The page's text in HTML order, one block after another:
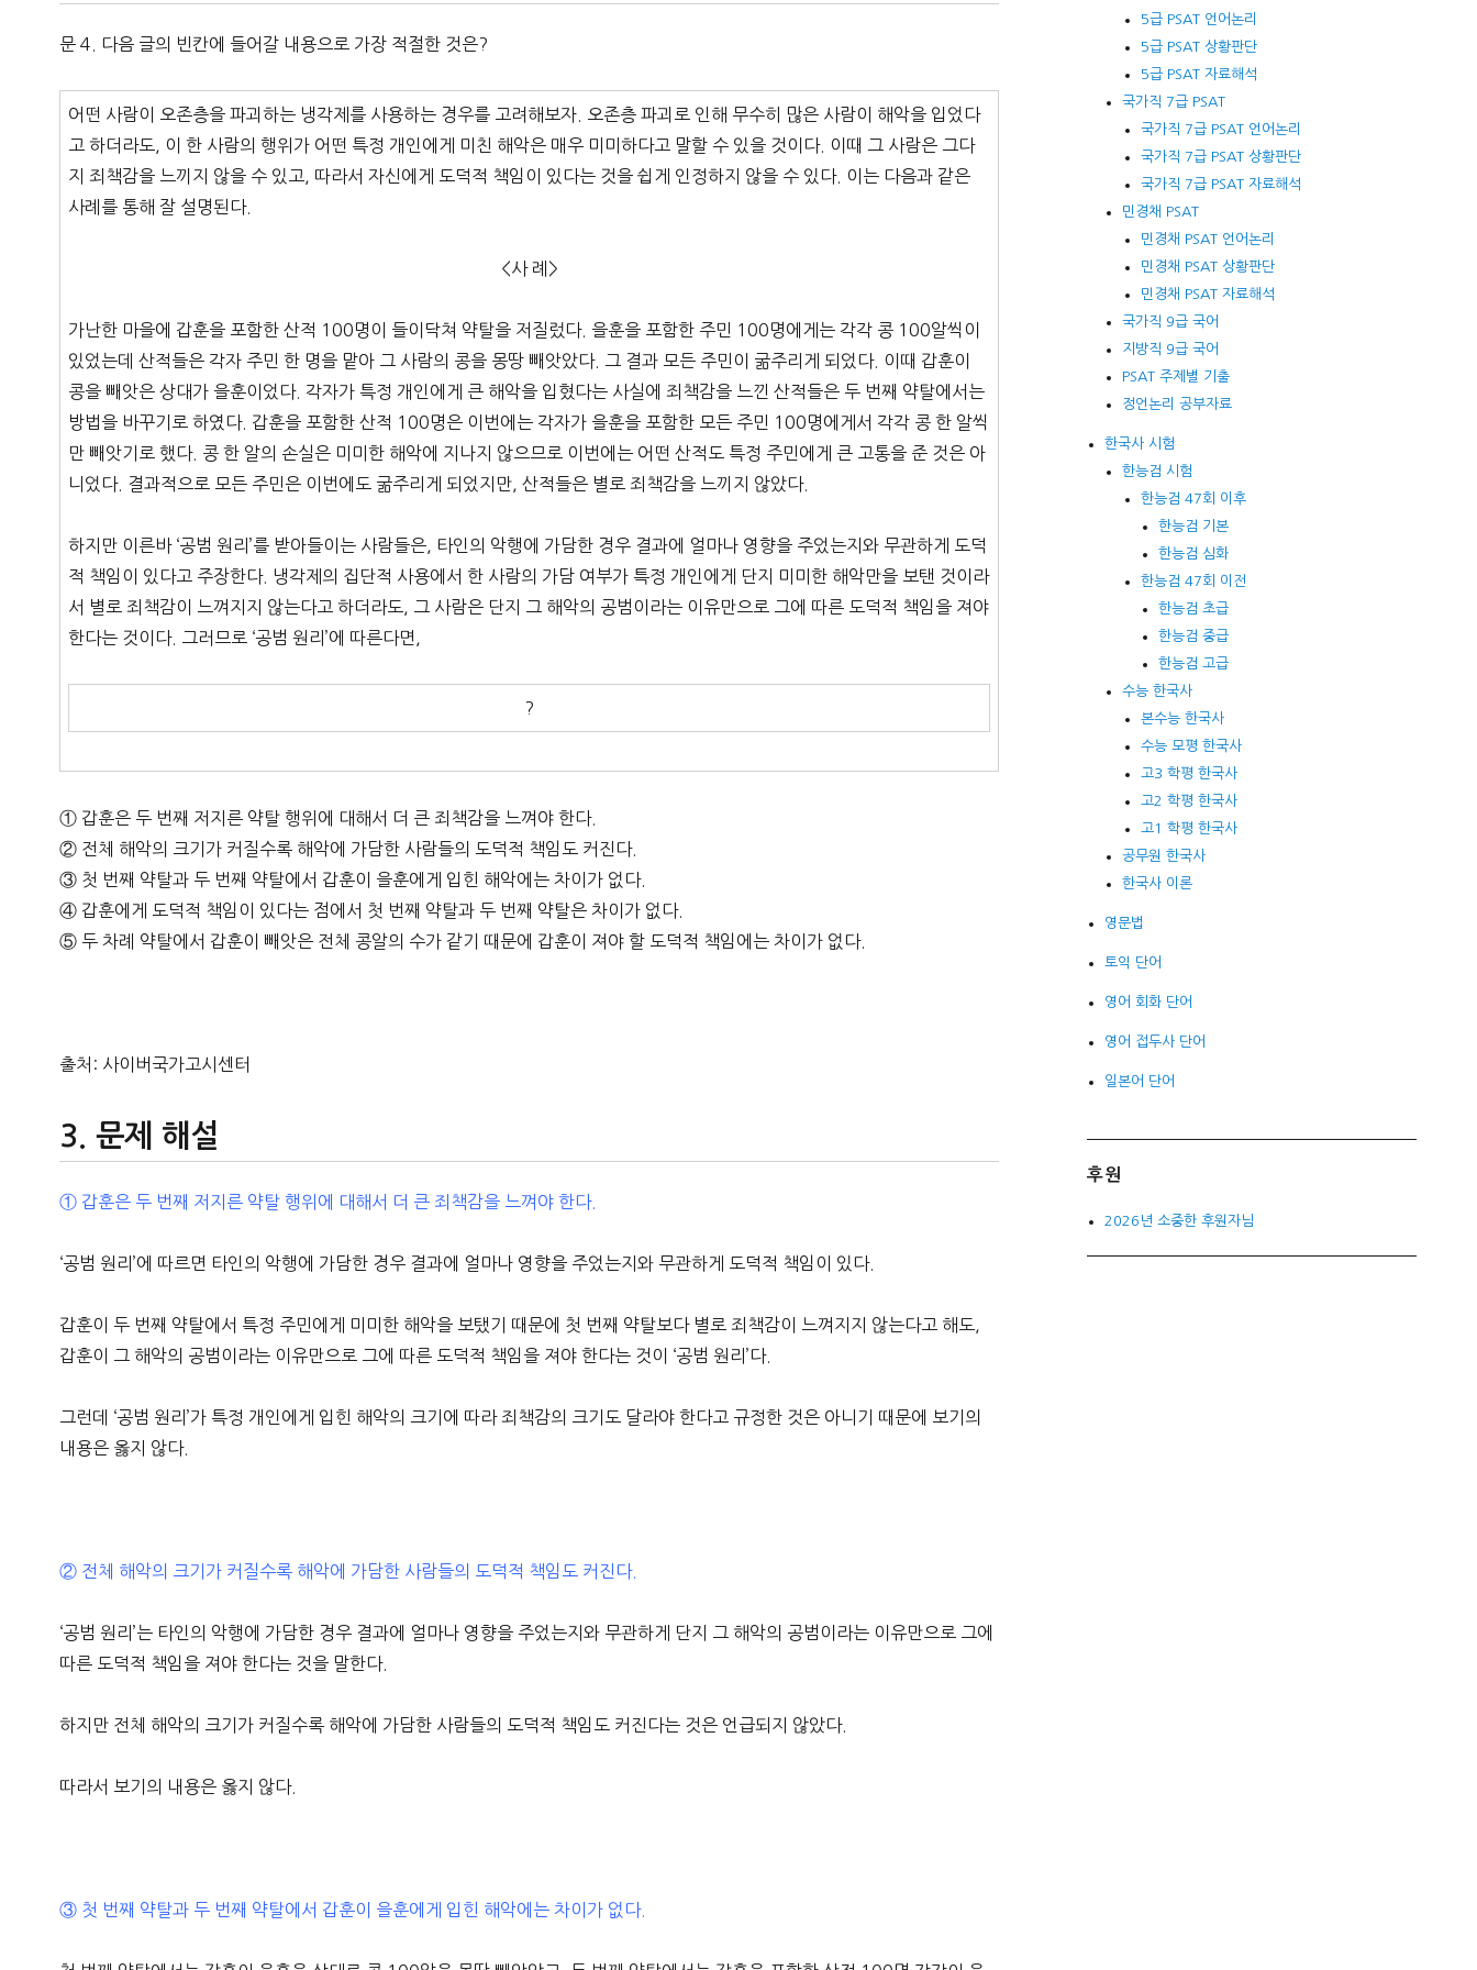
문 4. 다음 글의 빈칸에 들어갈 내용으로 가장 적절한 것은?
어떤 사람이 오존층을 파괴하는 냉각제를 사용하는 경우를 고려해보자. 오존층 파괴로 인해 무수히 많은 사람이 해악을 입었다
고 하더라도, 이 한 사람의 행위가 어떤 특정 개인에게 미친 해악은 매우 미미하다고 말할 수 있을 것이다. 이때 그 사람은 그다
지 죄책감을 느끼지 않을 수 있고, 따라서 자신에게 도덕적 책임이 있다는 것을 쉽게 인정하지 않을 수 있다. 이는 다음과 같은
사례를 통해 잘 설명된다.
<사 례>
가난한 마을에 갑훈을 포함한 산적 100명이 들이닥쳐 약탈을 저질렀다. 을훈을 포함한 주민 100명에게는 각각 콩 100알씩이
있었는데 산적들은 각자 주민 한 명을 맡아 그 사람의 콩을 몽땅 빼앗았다. 그 결과 모든 주민이 굶주리게 되었다. 이때 갑훈이
콩을 빼앗은 상대가 을훈이었다. 각자가 특정 개인에게 큰 해악을 입혔다는 사실에 죄책감을 느낀 산적들은 두 번째 약탈에서는
방법을 바꾸기로 하였다. 갑훈을 포함한 산적 100명은 이번에는 각자가 을훈을 포함한 모든 주민 100명에게서 각각 콩 한 알씩
만 빼앗기로 했다. 콩 한 알의 손실은 미미한 해악에 지나지 않으므로 이번에는 어떤 산적도 특정 주민에게 큰 고통을 준 것은 아
니었다. 결과적으로 모든 주민은 이번에도 굶주리게 되었지만, 산적들은 별로 죄책감을 느끼지 않았다.
하지만 이른바 ‘공범 원리’를 받아들이는 사람들은, 타인의 악행에 가담한 경우 결과에 얼마나 영향을 주었는지와 무관하게 도덕
적 책임이 있다고 주장한다. 냉각제의 집단적 사용에서 한 사람의 가담 여부가 특정 개인에게 단지 미미한 해악만을 보탠 것이라
서 별로 죄책감이 느껴지지 않는다고 하더라도, 그 사람은 단지 그 해악의 공범이라는 이유만으로 그에 따른 도덕적 책임을 져야
한다는 것이다. 그러므로 ‘공범 원리’에 따른다면,
?
① 갑훈은 두 번째 저지른 약탈 행위에 대해서 더 큰 죄책감을 느껴야 한다.
② 전체 해악의 크기가 커질수록 해악에 가담한 사람들의 도덕적 책임도 커진다.
③ 첫 번째 약탈과 두 번째 약탈에서 갑훈이 을훈에게 입힌 해악에는 차이가 없다.
④ 갑훈에게 도덕적 책임이 있다는 점에서 첫 번째 약탈과 두 번째 약탈은 차이가 없다.
⑤ 두 차례 약탈에서 갑훈이 빼앗은 전체 콩알의 수가 같기 때문에 갑훈이 져야 할 도덕적 책임에는 차이가 없다.
출처: 사이버국가고시센터
문제 해설
① 갑훈은 두 번째 저지른 약탈 행위에 대해서 더 큰 죄책감을 느껴야 한다.
‘공범 원리’에 따르면 타인의 악행에 가담한 경우 결과에 얼마나 영향을 주었는지와 무관하게 도덕적 책임이 있다.
갑훈이 두 번째 약탈에서 특정 주민에게 미미한 해악을 보탰기 때문에 첫 번째 약탈보다 별로 죄책감이 느껴지지 않는다고 해도,
갑훈이 그 해악의 공범이라는 이유만으로 그에 따른 도덕적 책임을 져야 한다는 것이 ‘공범 원리’다.
그런데 ‘공범 원리’가 특정 개인에게 입힌 해악의 크기에 따라 죄책감의 크기도 달라야 한다고 규정한 것은 아니기 때문에 보기의
내용은 옳지 않다.
② 전체 해악의 크기가 커질수록 해악에 가담한 사람들의 도덕적 책임도 커진다.
‘공범 원리’는 타인의 악행에 가담한 경우 결과에 얼마나 영향을 주었는지와 무관하게 단지 그 해악의 공범이라는 이유만으로 그에
따른 도덕적 책임을 져야 한다는 것을 말한다.
하지만 전체 해악의 크기가 커질수록 해악에 가담한 사람들의 도덕적 책임도 커진다는 것은 언급되지 않았다.
따라서 보기의 내용은 옳지 않다.
③ 첫 번째 약탈과 두 번째 약탈에서 갑훈이 을훈에게 입힌 해악에는 차이가 없다.
5급 PSAT 언어논리
5급 PSAT 상황판단
5급 PSAT 자료해석
국가직 7급 PSAT
국가직 7급 PSAT 언어논리
국가직 7급 PSAT 상황판단
국가직 7급 PSAT 자료해석
민경채 PSAT
민경채 PSAT 언어논리
민경채 PSAT 상황판단
민경채 PSAT 자료해석
국가직 9급 국어
지방직 9급 국어
PSAT 주제별 기출
정언논리 공부자료
한국사 시험
한능검 시험
한능검 47회 이후
한능검 기본
한능검 심화
한능검 47회 이전
한능검 초급
한능검 중급
한능검 고급
수능 한국사
본수능 한국사
수능 모평 한국사
고3 학평 한국사
고2 학평 한국사
고1 학평 한국사
공무원 한국사
한국사 이론
영문법
토익 단어
영어 회화 단어
영어 접두사 단어
일본어 단어
후원
2026년 소중한 후원자님